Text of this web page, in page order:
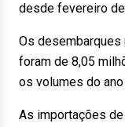
desde fevereiro
Os
foram de 8,05
os volumes do
As importações